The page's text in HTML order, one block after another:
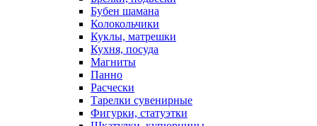
Бубен шамана
Колокольчики
Куклы, матрешки
Кухня, посуда
Магниты
Панно
Расчески
Тарелки сувенирные
Фигурки, статуэтки